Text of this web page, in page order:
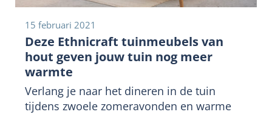
15 februari 2021
Deze Ethnicraft tuinmeubels van
hout geven jouw tuin nog meer
warmte
Verlang je naar het dineren in de tuin
tijdens zwoele zomeravonden en warme